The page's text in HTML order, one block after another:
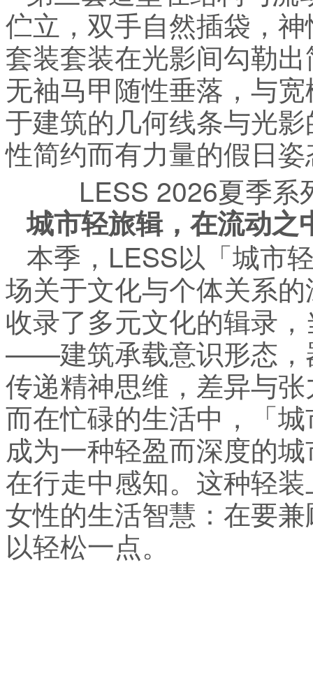
伫立，双手自然插袋，
套装套装在光影间勾勒
无袖马甲随性垂落，与
于建筑的几何线条与光
性简约而有力量的假日
LESS 2026夏季系
城市轻旅辑，在流动之
本季，LESS以「城市
场关于文化与个体关系
收录了多元文化的辑录
——建筑承载意识形态，
传递精神思维，差异与
而在忙碌的生活中，「
成为一种轻盈而深度的
在行走中感知。这种轻
女性的生活智慧：在要
以轻松一点。